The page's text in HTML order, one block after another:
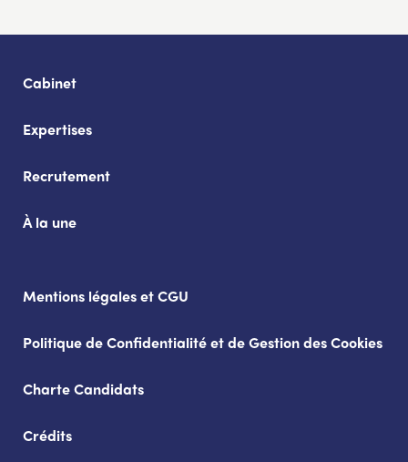
Cabinet
Expertises
Recrutement
À la une
Mentions légales et CGU
Politique de Confidentialité et de Gestion des Cookies
Charte Candidats
Crédits